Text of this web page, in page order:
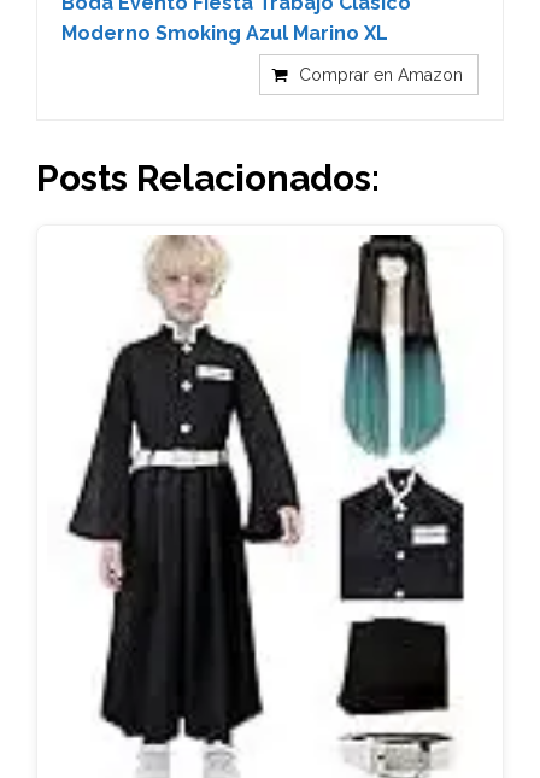
Moderno Smoking Azul Marino XL
Comprar en Amazon
Posts Relacionados: